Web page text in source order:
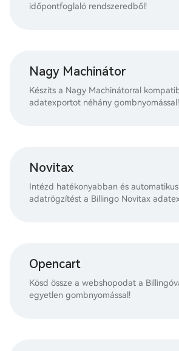
időpontfoglaló rendszeredből!
Nagy Machinátor
Készíts a Nagy Machinátorral
adatexportot néhány gombnyomással!
Novitax
Intézd hatékonyabban és
adatrögzítést a Billingo Novitax
Opencart
Kösd össze a webshopodat a
egyetlen gombnyomással!